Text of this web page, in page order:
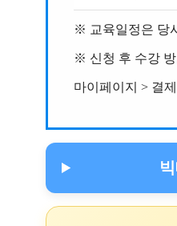
※ 교육일정은 당
※ 신청 후 수강
마이페이지 > 결